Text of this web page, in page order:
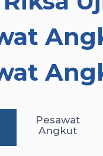
Pesawat
Angkut